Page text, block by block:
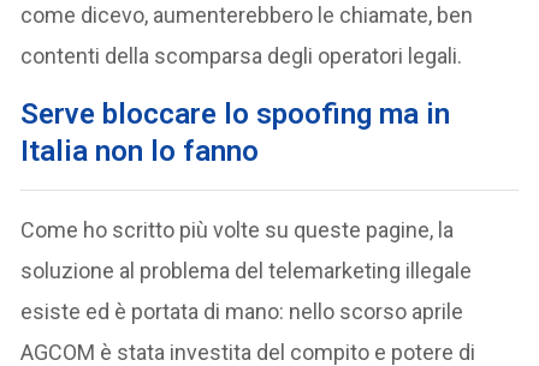
come dicevo, aumenterebbero le chiamate, ben
contenti della scomparsa degli operatori legali.
Serve bloccare lo spoofing ma in
Italia non lo fanno
Come ho scritto più volte su queste pagine, la
soluzione al problema del telemarketing illegale
esiste ed è portata di mano: nello scorso aprile
AGCOM è stata investita del compito e potere di